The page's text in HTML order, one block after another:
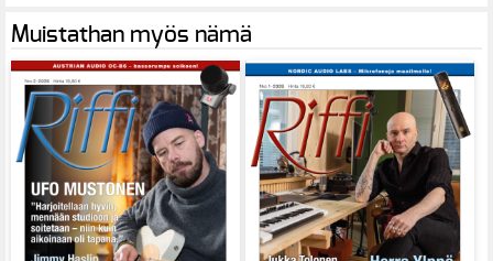
Muistathan myös nämä